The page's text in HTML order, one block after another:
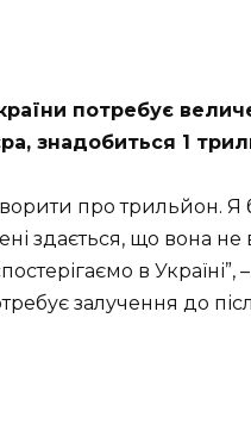
потребує
знадобиться 1
про трильйон.
здається, що вона
в
залучення до